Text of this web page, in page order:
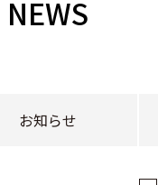
NEWS
お知らせ